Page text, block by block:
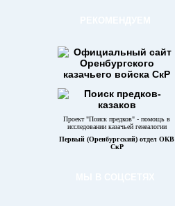
Проект "Поиск предков" - помощь в
исследовании казачьей генеалогии
Первый (Оренбургский) отдел ОКВ
СкР